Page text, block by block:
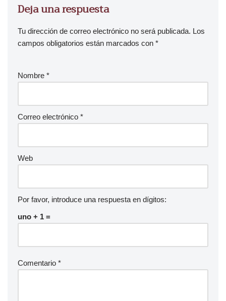
Deja una respuesta
Tu dirección de correo electrónico no será publicada. Los
campos obligatorios están marcados con *
Nombre *
Correo electrónico *
Web
Por favor, introduce una respuesta en dígitos:
uno + 1 =
Comentario *